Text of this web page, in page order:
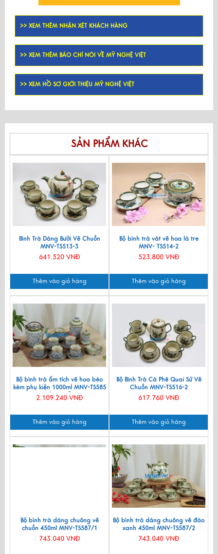
>> XEM THÊM NHẬN XÉT KHÁCH HÀNG
>> XEM THÊM BÁO CHÍ NÓI VỀ MỸ NGHỆ VIỆT
>> XEM HỒ SƠ GIỚI THIỆU MỸ NGHỆ VIỆT
SẢN PHẨM KHÁC
Bình Trà Dáng Bưởi Vẽ Chuồn
MNV-TS513-3
641.520 VNĐ
Thêm vào giỏ hàng
Bộ bình trà vát vẽ hoa lá tre
MNV- TS514-2
523.800 VNĐ
Thêm vào giỏ hàng
Bộ bình trà ấm tích vẽ hoa bèo
kèm phụ kiện 1000ml MNV-TS585
(HÀNG ĐẶT)
2.109.240 VNĐ
Thêm vào giỏ hàng
Bộ Bình Trà Cà Phê Quai Sứ Vẽ
Chuồn MNV-TS516-2
617.760 VNĐ
Thêm vào giỏ hàng
Bộ bình trà dáng chuông vẽ
chuồn 450ml MNV-TS587/1
743.040 VNĐ
Bộ bình trà dáng chuông vẽ đào
xanh 450ml MNV-TS587/2
743.040 VNĐ